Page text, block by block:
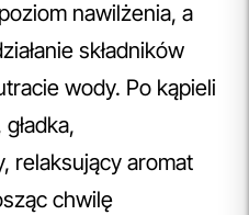
nawilżenia, a
składników
wody. Po kąpieli
relaksujący aromat
chwilę